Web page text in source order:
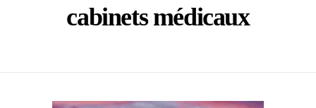
cabinets médicaux